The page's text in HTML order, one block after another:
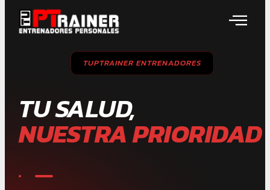
TUPTRAINER ENTRENADORES
TU SALUD,
NUESTRA PRIORIDAD